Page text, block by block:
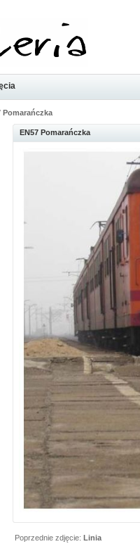
Pomarańczka
EN57 Pomarańczka
Poprzednie zdjęcie:Linia